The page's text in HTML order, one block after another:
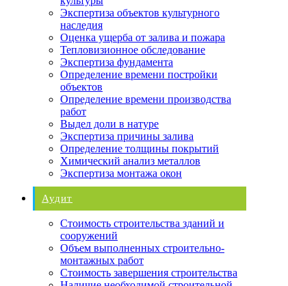
Экспертиза объектов культурного
наследия
Оценка ущерба от залива и пожара
Тепловизионное обследование
Экспертиза фундамента
Определение времени постройки
объектов
Определение времени производства
работ
Выдел доли в натуре
Экспертиза причины залива
Определение толщины покрытий
Химический анализ металлов
Экспертиза монтажа окон
Аудит
Стоимость строительства зданий и
сооружений
Объем выполненных строительно-
монтажных работ
Стоимость завершения строительства